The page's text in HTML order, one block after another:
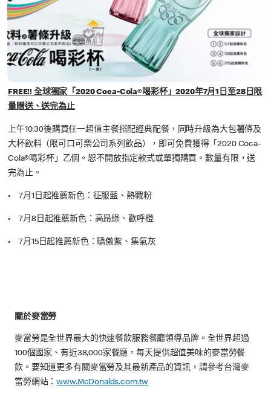
FREE!! 全球獨家「2020 Coca-Cola®喝彩杯」2020年7月1日至28日限
量贈送、送完為止
上午10:30後購買任一超值主餐搭配經典配餐，同時升級為大包薯條及
大杯飲料（限可口可樂公司系列飲品），即可免費獲得「2020 Coca-
Cola®喝彩杯」乙個。恕不開放指定款式或單獨購買。數量有限，送
完為止。
• 7月1日起推薦新色：征服藍、熱戰粉
• 7月8日起推薦新色：高昂綠、歡呼橙
• 7月15日起推薦新色：驕傲紫、集氣灰
關於麥當勞
麥當勞是全世界最大的快速餐飲服務餐廳領導品牌。全世界超過
100個國家、有近38,000家餐廳，每天提供超值美味的麥當勞餐
飲。要知道更多有關麥當勞及其最新產品的資訊，請參考台灣麥
當勞網站：www.McDonalds.com.tw